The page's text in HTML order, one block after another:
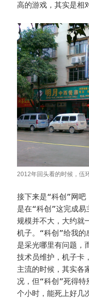
高的游戏，其实是相
2012年回头看的时候，伍
接下来是“科创”网吧
是在“科创”这完成易
规模并不大，大约就
机子。“科创”给我的
是采光哪里有问题，
技术员维护，机子卡
主流的时候，其实各
况，但“科创”死得特
个小时，能死上好几